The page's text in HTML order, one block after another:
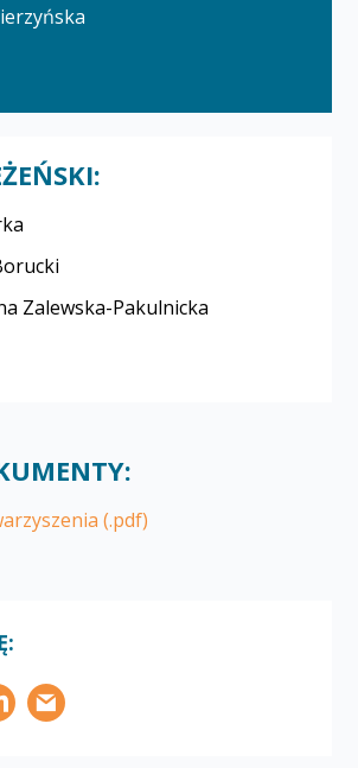
Zalewska-Pakulnicka
(.pdf)